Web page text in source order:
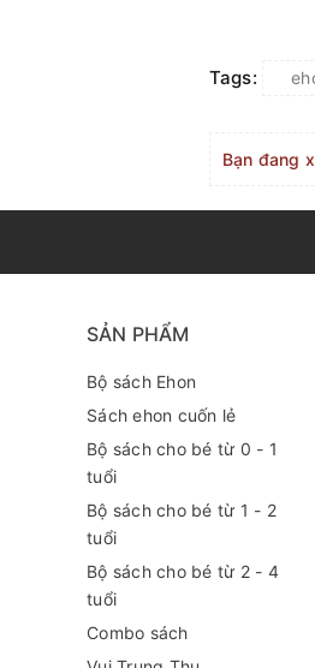
Tags:
Bạn đang
SẢN PHẨM
Bộ sách Ehon
Sách ehon cuốn lẻ
Bộ sách cho bé từ 0 - 1
tuổi
Bộ sách cho bé từ 1 - 2
tuổi
Bộ sách cho bé từ 2 - 4
tuổi
Combo sách